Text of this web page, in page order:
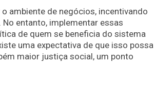
ambiente de negócios, incentivando
entanto, implementar essas
de quem se beneficia do sistema
uma expectativa de que isso possa
maior justiça social, um ponto